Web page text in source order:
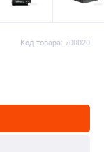
Код товара: 700020